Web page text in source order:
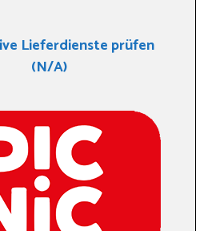
Lieferdienste prüfen
(N/A)